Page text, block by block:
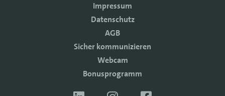
Impressum
Datenschutz
AGB
Sicher kommunizieren
Webcam
Bonusprogramm
verbessern. Manche Cookies sind notwendig, damit unsere Website
funktioniert. Mit anderen Cookies können wir die Zugriffe auf die
Mit einem Klick auf "Zustimmen" akzeptieren sie diese Verarbeitung
und auch die Weitergabe Ihrer Daten an Drittanbieter. Die Daten
werden für Analysen genutzt. Weitere Informationen, auch zur
Sie können die Verwendung von Cookies